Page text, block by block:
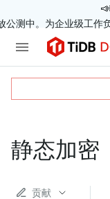
📣
公测中。为企业级工作
静态加密
贡献